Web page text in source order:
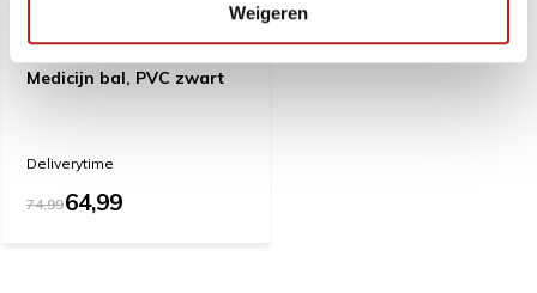
Weigeren
Medicijn bal, PVC zwart
Deliverytime
74,9964,99